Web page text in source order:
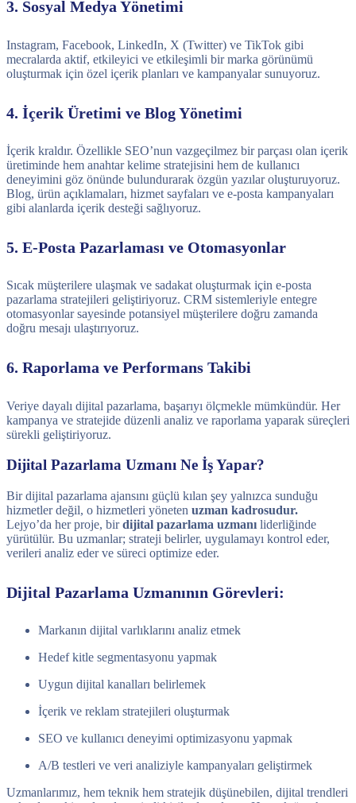
3. Sosyal Medya Yönetimi
Instagram, Facebook, LinkedIn, X (Twitter) ve TikTok gibi
mecralarda aktif, etkileyici ve etkileşimli bir marka görünümü
oluşturmak için özel içerik planları ve kampanyalar sunuyoruz.
4. İçerik Üretimi ve Blog Yönetimi
İçerik kraldır. Özellikle SEO’nun vazgeçilmez bir parçası olan içerik
üretiminde hem anahtar kelime stratejisini hem de kullanıcı
deneyimini göz önünde bulundurarak özgün yazılar oluşturuyoruz.
Blog, ürün açıklamaları, hizmet sayfaları ve e-posta kampanyaları
gibi alanlarda içerik desteği sağlıyoruz.
5. E-Posta Pazarlaması ve Otomasyonlar
Sıcak müşterilere ulaşmak ve sadakat oluşturmak için e-posta
pazarlama stratejileri geliştiriyoruz. CRM sistemleriyle entegre
otomasyonlar sayesinde potansiyel müşterilere doğru zamanda
doğru mesajı ulaştırıyoruz.
6. Raporlama ve Performans Takibi
Veriye dayalı dijital pazarlama, başarıyı ölçmekle mümkündür. Her
kampanya ve stratejide düzenli analiz ve raporlama yaparak süreçleri
sürekli geliştiriyoruz.
Dijital Pazarlama Uzmanı Ne İş Yapar?
Bir dijital pazarlama ajansını güçlü kılan şey yalnızca sunduğu
hizmetler değil, o hizmetleri yöneten uzman kadrosudur.
Lejyo’da her proje, birdijital pazarlama uzmanı liderliğinde
yürütülür. Bu uzmanlar; strateji belirler, uygulamayı kontrol eder,
verileri analiz eder ve süreci optimize eder.
Dijital Pazarlama Uzmanının Görevleri:
Markanın dijital varlıklarını analiz etmek
Hedef kitle segmentasyonu yapmak
Uygun dijital kanalları belirlemek
İçerik ve reklam stratejileri oluşturmak
SEO ve kullanıcı deneyimi optimizasyonu yapmak
A/B testleri ve veri analiziyle kampanyaları geliştirmek
Uzmanlarımız, hem teknik hem stratejik düşünebilen, dijital trendleri